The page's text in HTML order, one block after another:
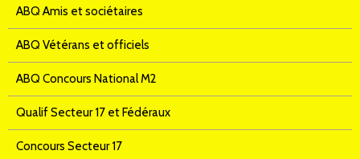
ABQ Amis et sociétaires
ABQ Vétérans et officiels
ABQ Concours National M2
Qualif Secteur 17 et Fédéraux
Concours Secteur 17